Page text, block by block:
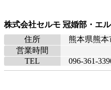
株式会社セルモ 冠婚部・エ
住所
熊本県熊本
営業時間
TEL
096-361-